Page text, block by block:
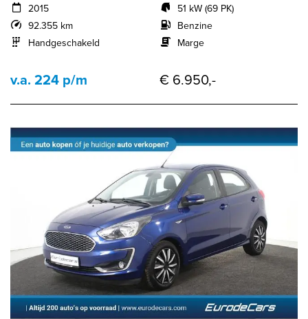
2015
92.355 km
Handgeschakeld
51 kW (69 PK)
Benzine
Marge
v.a. 224 p/m € 6.950,-